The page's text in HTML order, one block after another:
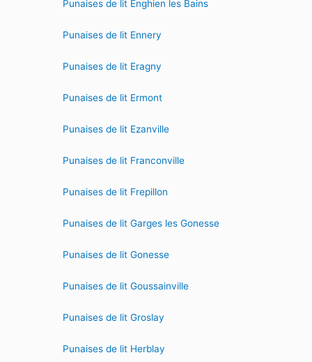
Punaises de lit Enghien les Bains
Punaises de lit Ennery
Punaises de lit Eragny
Punaises de lit Ermont
Punaises de lit Ezanville
Punaises de lit Franconville
Punaises de lit Frepillon
Punaises de lit Garges les Gonesse
Punaises de lit Gonesse
Punaises de lit Goussainville
Punaises de lit Groslay
Punaises de lit Herblay